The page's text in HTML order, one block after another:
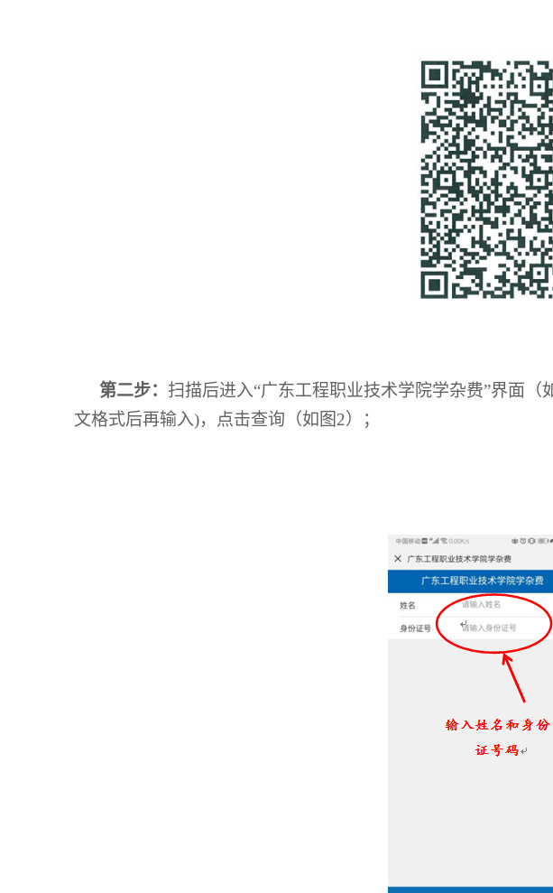
第二步： 扫描后进入“广东工程职业技术学院学杂费”界面（
文格式后再输入)，点击查询（如图2）；